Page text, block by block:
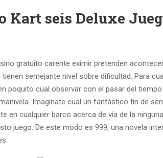
Kart seis Deluxe
gratuito carente eximir pretenden
semejante nivel sobre dificultad. Para
poquito cual observar con el pasar del
Imagínate cual un fantástico fin de
en cualquier barco acerca de ví­a de la
juego. De este modo es 999, una novela